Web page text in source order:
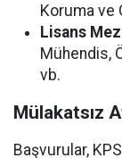
Koruma ve
Lisans
Mühendis,
vb.
Mülakatsız
Başvurular,